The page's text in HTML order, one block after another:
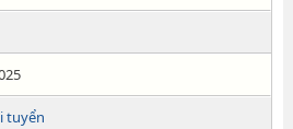
tuyển